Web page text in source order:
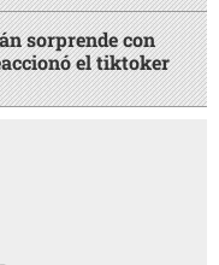
sorprende con
el tiktoker